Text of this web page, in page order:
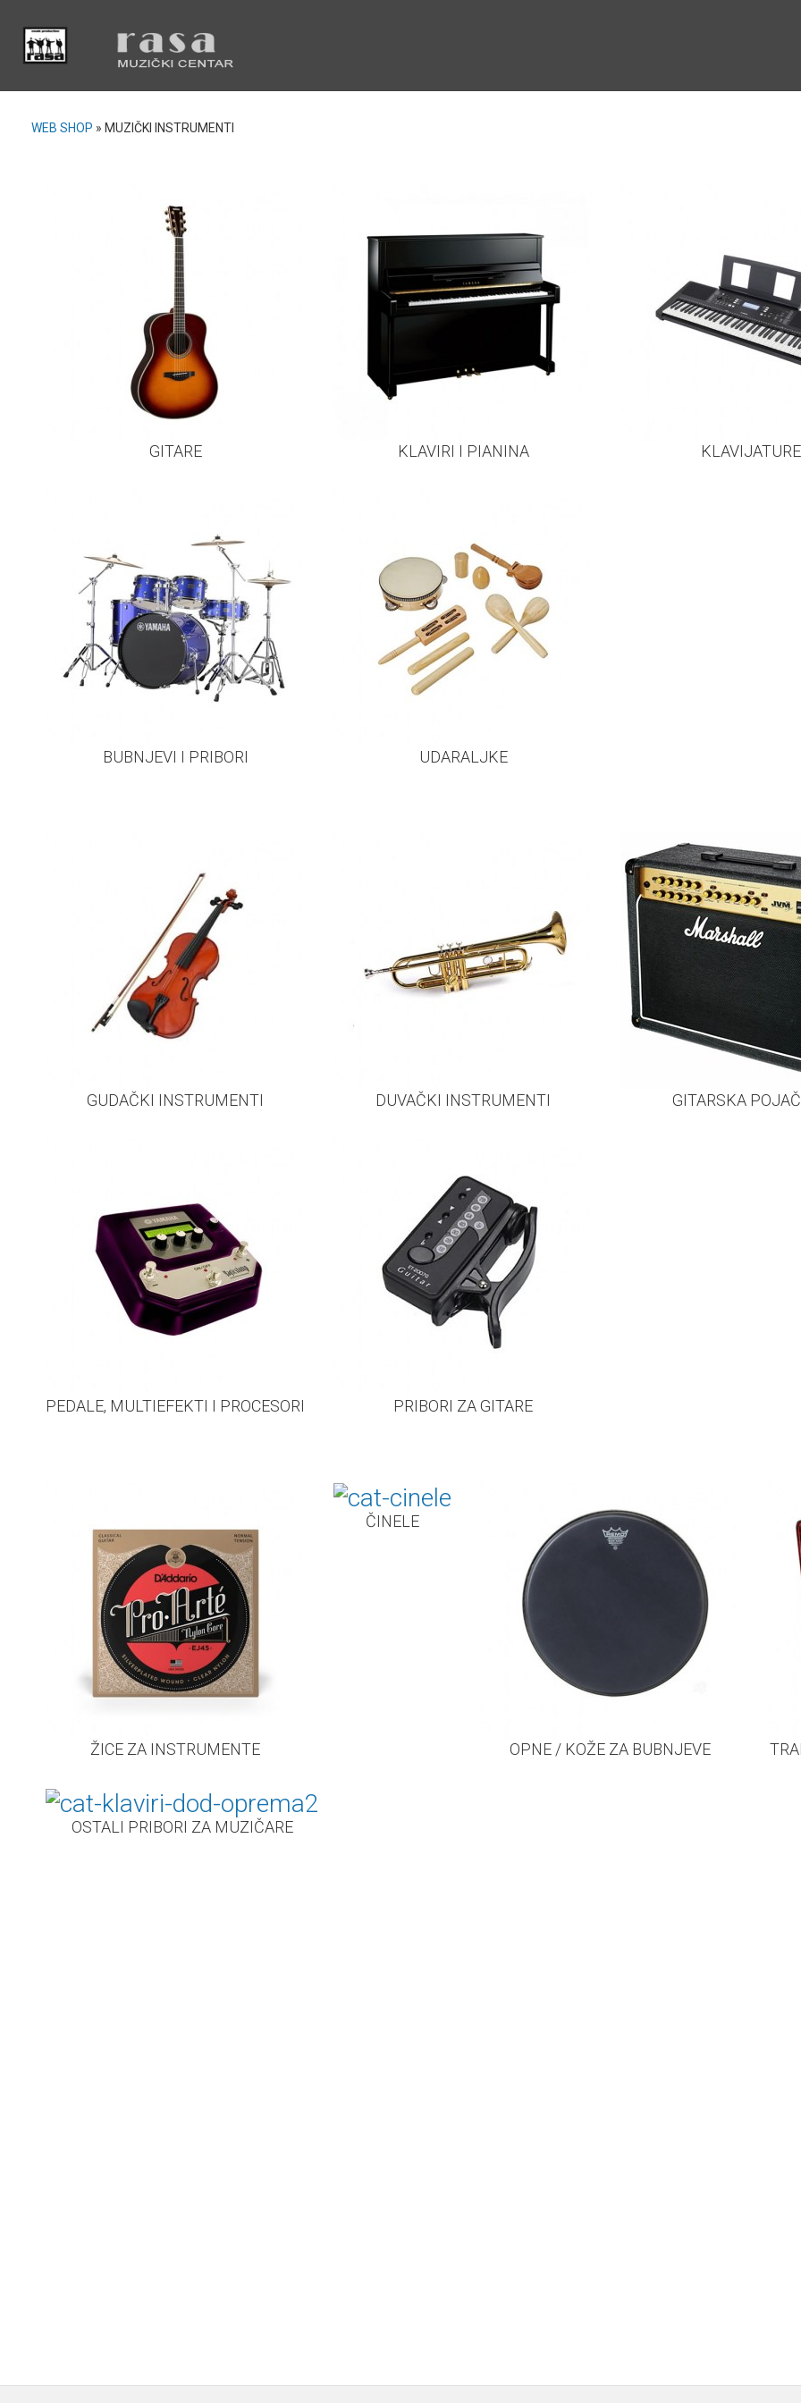
WEB SHOP » MUZIČKI INSTRUMENTI
GITARE KLAVIRI I PIANINA KLAVIJATURE
BUBNJEVI I PRIBORI UDARALJKE
GUDAČKI INSTRUMENTI DUVAČKI INSTRUMENTI GITARSKA
PEDALE, MULTIEFEKTI I PROCESORI PRIBORI ZA GITARE
ŽICE ZA INSTRUMENTE
ČINELE
OPNE / KOŽE ZA BUBNJEVE
OSTALI PRIBORI ZA MUZIČARE